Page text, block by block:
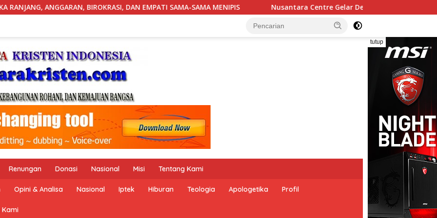
DAN EMPATI SAMA-SAMA MENIPIS Nusantara Centre Gelar Deklarasi Hari Kebangkitan Ekonomi Pancasila,
tutup
Renungan Donasi Nasional Misi Tentang Kami
Opini & Analisa Nasional Iptek Hiburan Teologia Apologetika Profil
Kami